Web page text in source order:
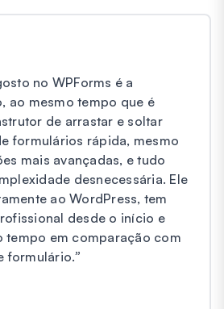
no WPForms é a
ao mesmo tempo que é
de arrastar e soltar
formulários rápida, mesmo
mais avançadas, e tudo
desnecessária. Ele
ao WordPress, tem
desde o início e
tempo em comparação com
formulário.”